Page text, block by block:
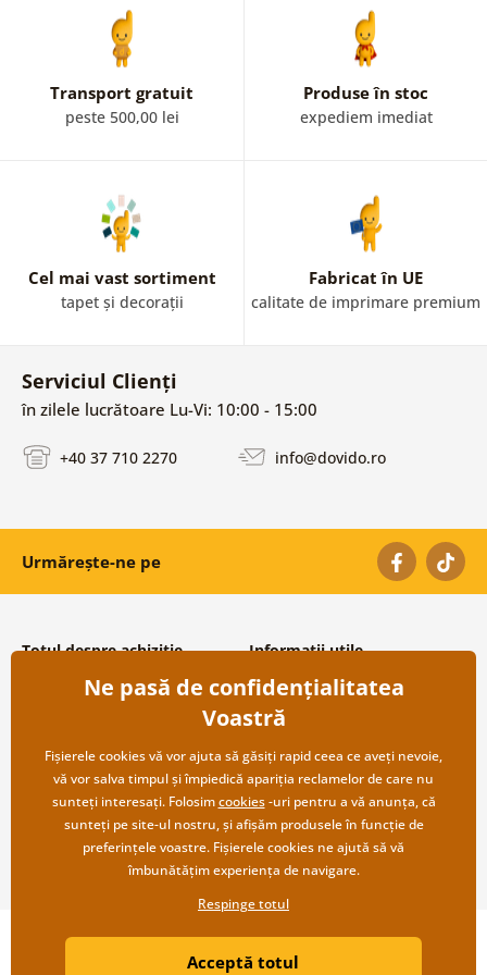
Transport gratuit
peste 500,00 lei
Produse în stoc
expediem imediat
Cel mai vast sortiment
tapet și decorații
Fabricat în UE
calitate de imprimare premium
Serviciul Clienți
în zilele lucrătoare Lu-Vi: 10:00 - 15:00
+40 37 710 2270 info@dovido.ro
Urmărește-ne pe
Totul despre achiziție
Condiții și termeni generali
Protecția datelor personale
Transport și modalități de plată
Returnare
Informații utile
Despre noi
Întrebări frecvente
Contacte
Cooperare angro
Copyright ©2019 © Dovido.ro.
Litvanyi.sk| Magazinul online a fost creat de
Ne pasă de confidențialitatea
Voastră
Fișierele cookies vă vor ajuta să găsiți rapid ceea ce aveți nevoie,
vă vor salva timpul și împiedică apariția reclamelor de care nu
sunteți interesați. Folosimcookies-uri pentru a vă anunța, că
sunteți pe site-ul nostru, și afișăm produsele în funcție de
preferințele voastre. Fișierele cookies ne ajută să vă
îmbunătățim experiența de navigare.
Respinge totul
Acceptă totul